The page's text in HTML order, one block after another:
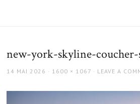
new-york-skyline-
POSTED
14 MAI 2026
FULL
1600 × 1067 LEAVE A